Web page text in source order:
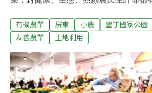
得標章認證、友善土地的小農，帶著剛
熬漬品等，在老街等著顧客光臨，品嘗
季普遍低溫，但恆春仍有陽光露臉，
宜人，恆春老街越接近中午，越是人聲
先是感受到每樣蔬菜產品都被仔細對待
有機農業 屏東 小農 墾丁國家公園
友善農業
土地利用